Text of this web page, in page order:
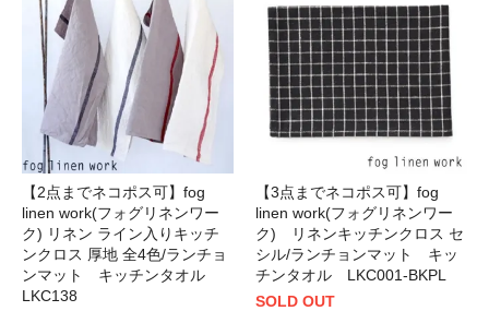
【2点までネコポス可】fog
linen work(フォグリネンワー
ク) リネン ライン入りキッチ
ンクロス 厚地 全4色/ランチョ
ンマット キッチンタオル
LKC138
【3点までネコポス可】fog
linen work(フォグリネンワー
ク) リネンキッチンクロス セ
シル/ランチョンマット キッ
チンタオル LKC001-BKPL
SOLD OUT